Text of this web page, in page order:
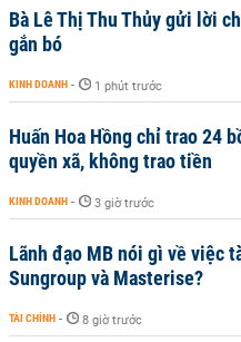
Bà Lê Thị Thu Thủy gửi lời
gắn bó
KINH DOANH - 1 phút trước
Huấn Hoa Hồng chỉ trao 24
quyền xã, không trao tiền
KINH DOANH - 3 giờ trước
Lãnh đạo MB nói gì về việc
Sungroup và Masterise?
TÀI CHÍNH - 8 giờ trước